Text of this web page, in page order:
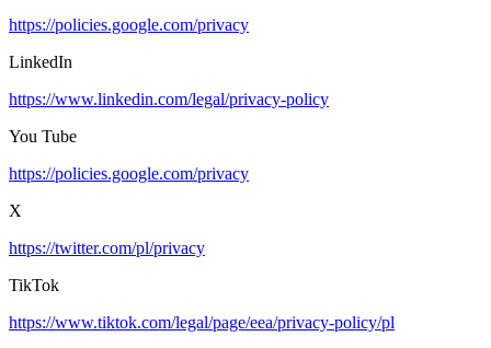
https://policies.google.com/privacy
LinkedIn
https://www.linkedin.com/legal/privacy-policy
You Tube
https://policies.google.com/privacy
X
https://twitter.com/pl/privacy
TikTok
https://www.tiktok.com/legal/page/eea/privacy-policy/pl